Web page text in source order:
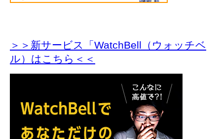
＞＞新サービス「WatchBell（ウォッチベ
ル）はこちら＜＜